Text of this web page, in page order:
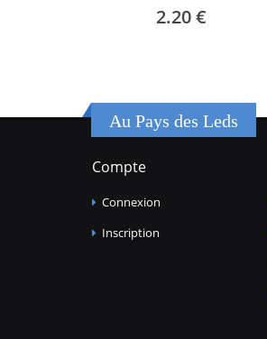
2.20 €
Au Pays des Leds
Compte
Connexion
Inscription